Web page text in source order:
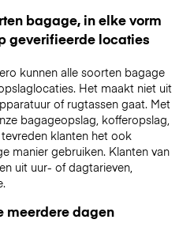
bagage, in elke vorm
geverifieerde locaties
kunnen alle soorten bagage
Het maakt niet uit
of rugtassen gaat. Met
bagageopslag, kofferopslag,
klanten het ook
manier gebruiken. Klanten van
uit uur- of dagtarieven,
meerdere dagen